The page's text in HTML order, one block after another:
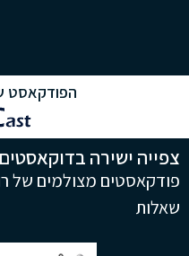
הפודקאסט
צפייה ישירה בדוקאסטים
פודקאסטים מצולמים של
שאלות